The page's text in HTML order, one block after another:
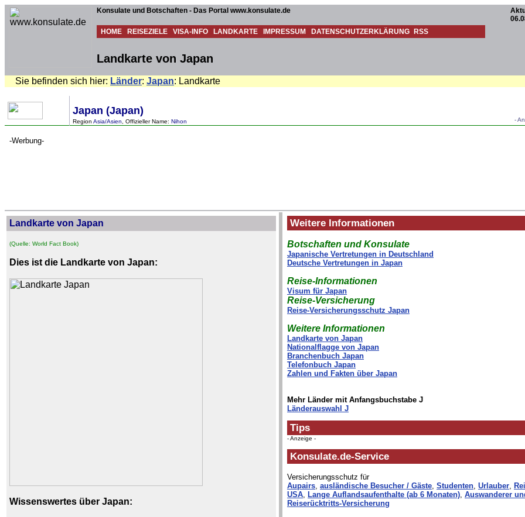
Konsulate und Botschaften - Das Portal www.konsulate.de
HOME REISEZIELE VISA-INFO LANDKARTE IMPRESSUM DATENSCHUTZERKLÄRUNG RSS
Landkarte von Japan
Sie befinden sich hier: Länder: Japan: Landkarte
Japan (Japan)
Region Asia/Asien , Offizieller Name: Nihon -
-Werbung-
Landkarte von Japan
(Quelle: World Fact Book)
Dies ist die Landkarte von Japan:
Wissenswertes über Japan:
Weitere Informationen
Botschaften und Konsulate
Japanische Vertretungen in Deutschland
Deutsche Vertretungen in Japan
Reise-Informationen
Visum für Japan
Reise-Versicherung
Reise-Versicherungsschutz Japan
Weitere Informationen
Landkarte von Japan
Nationalflagge von Japan
Branchenbuch Japan
Telefonbuch Japan
Zahlen und Fakten über Japan
Mehr Länder mit Anfangsbuchstabe J
Länderauswahl J
Tips
- Anzeige -
Konsulate.de-Service
Versicherungsschutz für
Aupairs, ausländische Besucher / Gäste, Studenten, Urlauber,
USA, Lange Auflandsaufenthalte (ab 6 Monaten), Auswanderer
Reiserücktritts-Versicherung